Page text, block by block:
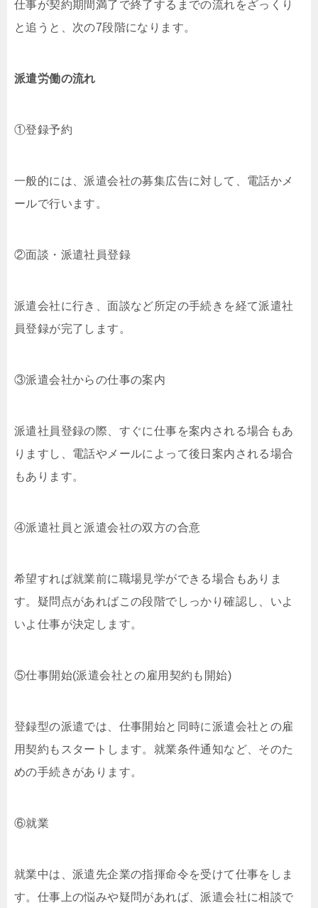
仕事が契約期間満了で終了するまでの流れをざっくり
と追うと、次の7段階になります。
派遣労働の流れ
①登録予約
一般的には、派遣会社の募集広告に対して、電話かメ
ールで行います。
②面談・派遣社員登録
派遣会社に行き、面談など所定の手続きを経て派遣社
員登録が完了します。
③派遣会社からの仕事の案内
派遣社員登録の際、すぐに仕事を案内される場合もあ
りますし、電話やメールによって後日案内される場合
もあります。
④派遣社員と派遣会社の双方の合意
希望すれば就業前に職場見学ができる場合もありま
す。疑問点があればこの段階でしっかり確認し、いよ
いよ仕事が決定します。
⑤仕事開始(派遣会社との雇用契約も開始)
登録型の派遣では、仕事開始と同時に派遣会社との雇
用契約もスタートします。就業条件通知など、そのた
めの手続きがあります。
⑥就業
就業中は、派遣先企業の指揮命令を受けて仕事をしま
す。仕事上の悩みや疑問があれば、派遣会社に相談で